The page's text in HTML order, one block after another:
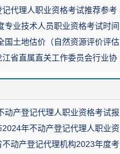
记代理人职业资格考试推荐参考
专业技术人员职业资格考试时间
国土地估价（自然资源评价评估
江省直属直关工作委员会行业协
动产登记代理人职业资格考试报
2024年不动产登记代理人职业资
不动产登记代理机构2023年度考